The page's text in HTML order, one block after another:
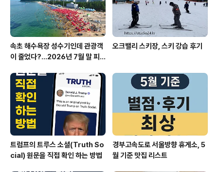
박업의 종류는 다양합니다. 호텔, ..
속초 해수욕장 성수기인데 관광객
이 줄었다?…2026년 7월 말 피
오크밸리 스키장, 스키 강습 후기
트럼프의 트루스 소셜(Truth So
cial) 원문을 직접 확인 하는 방법
경부고속도로 서울방향 휴게소, 5
월 기준 맛집 리스트